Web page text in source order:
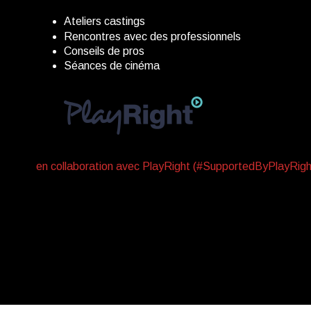
Ateliers castings
Rencontres avec des professionnels
Conseils de pros
Séances de cinéma
en collaboration avec PlayRight